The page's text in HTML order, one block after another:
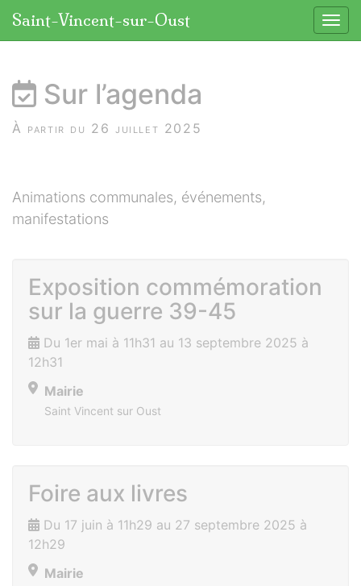
Saint-Vincent-sur-Oust
Sur l’agenda
À partir du 26 juillet 2025
Animations communales, événements,
manifestations
Exposition commémoration
sur la guerre 39-45
Du 1er mai à 11h31 au 13 septembre 2025 à
12h31
Mairie
Saint Vincent sur Oust
Foire aux livres
Du 17 juin à 11h29 au 27 septembre 2025 à
12h29
Mairie
Panneau de gestion des cookies